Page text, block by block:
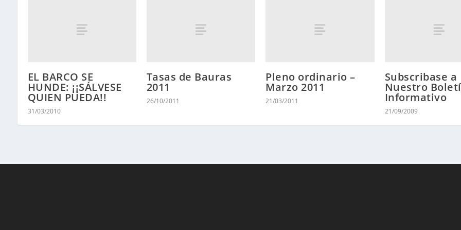
EL BARCO SE
HUNDE: ¡¡SÁLVESE
QUIEN PUEDA!!
31/03/2010
Tasas de Bauras
2011
26/10/2011
Pleno ordinario –
Marzo 2011
21/03/2011
Subscribase a
Nuestro
Informativo
21/09/2009